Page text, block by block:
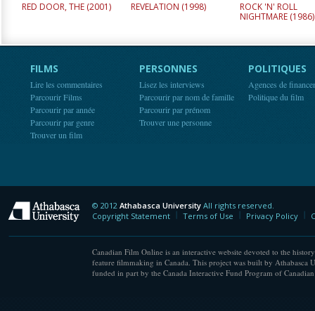
RED DOOR, THE (2001) REVELATION (1998)
ROCK 'N' ROLL
NIGHTMARE (1986)
FILMS
Lire les commentaires
Parcourir Films
Parcourir par année
Parcourir par genre
Trouver un film
PERSONNES
Lisez les interviews
Parcourir par nom de famille
Parcourir par prénom
Trouver une personne
POLITIQUES
Agences de
Politique du film
Athabasca University
© 2012 Athabasca University All rights reserved.
Copyright Statement
Terms of Use Privacy Policy
Canadian Film Online is an interactive website devoted to the
feature filmmaking in Canada. This project was built by Athabasca
funded in part by the Canada Interactive Fund Program of